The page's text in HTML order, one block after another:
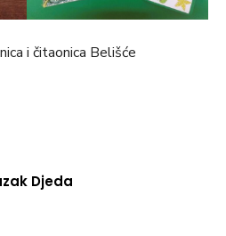
i čitaonica Belišće
Djeda